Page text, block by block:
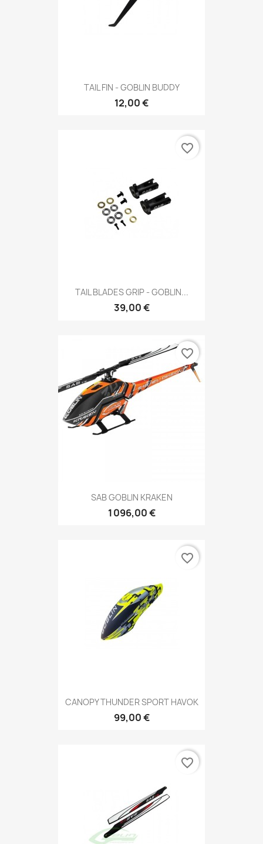
TAIL FIN - GOBLIN BUDDY
12,00 €
TAIL BLADES GRIP - GOBLIN...
39,00 €
favorite_border
SAB GOBLIN KRAKEN
1 096,00 €
favorite_border
CANOPY THUNDER SPORT HAVOK
99,00 €
favorite_border
favorite_border